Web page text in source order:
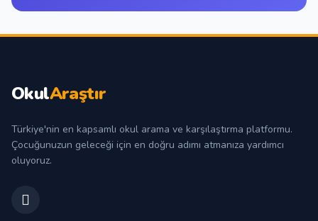
OkulAraştır
Türkiye'nin en kapsamlı okul arama ve karşılaştırma platformu.
Çocuğunuzun geleceği için en doğru adımı atmanıza yardımcı
oluyoruz.